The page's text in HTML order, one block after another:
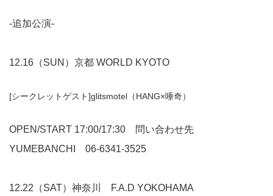
-追加公演-
12.16（SUN）京都 WORLD KYOTO
[シークレットゲスト]glitsmotel（HANG×唾奇）
OPEN/START 17:00/17:30 問い合わせ先
YUMEBANCHI 06-6341-3525
12.22（SAT）神奈川 F.A.D YOKOHAMA